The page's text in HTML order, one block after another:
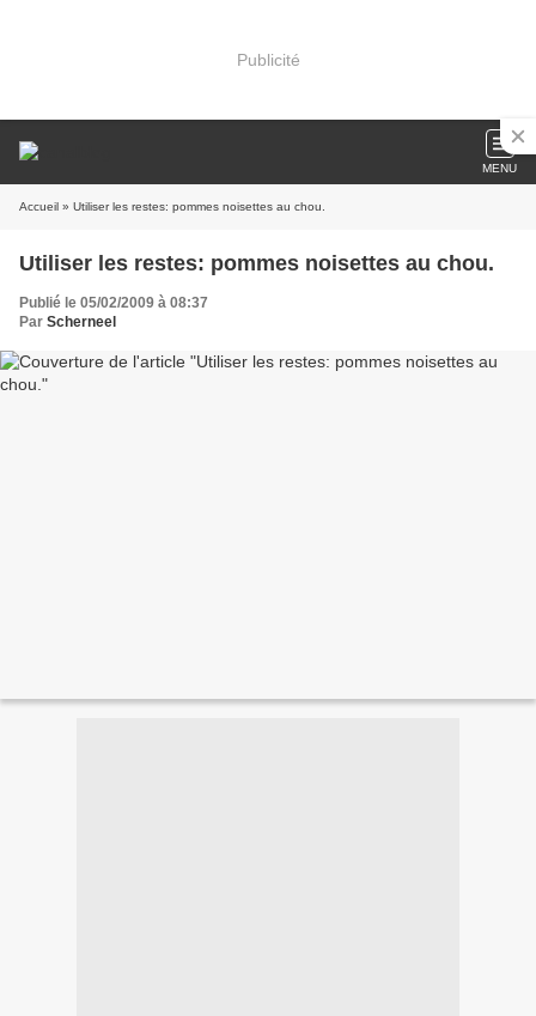
Publicité
MENU
Accueil » Utiliser les restes: pommes noisettes au chou.
Utiliser les restes: pommes noisettes au chou.
Publié le 05/02/2009 à 08:37
Par Scherneel